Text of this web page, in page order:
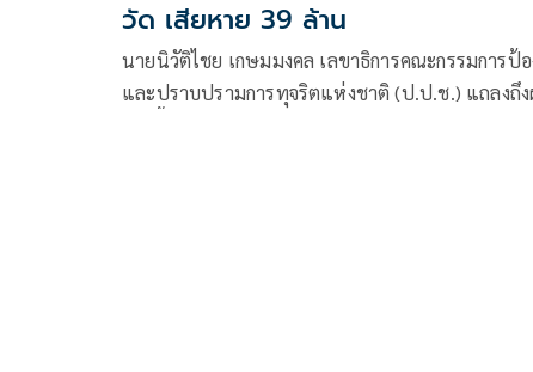
วัด เสียหาย 39 ล้าน
นายนิวัติไชย เกษมมงคล เลขาธิการคณะกรรมการป้
และปราบปรามการทุจริตแห่งชาติ (ป.ป.ช.) แถลงถึ